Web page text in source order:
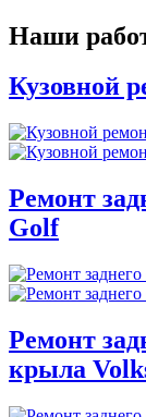
Наши
Кузовной
Ремонт
Golf
Ремонт
крыла